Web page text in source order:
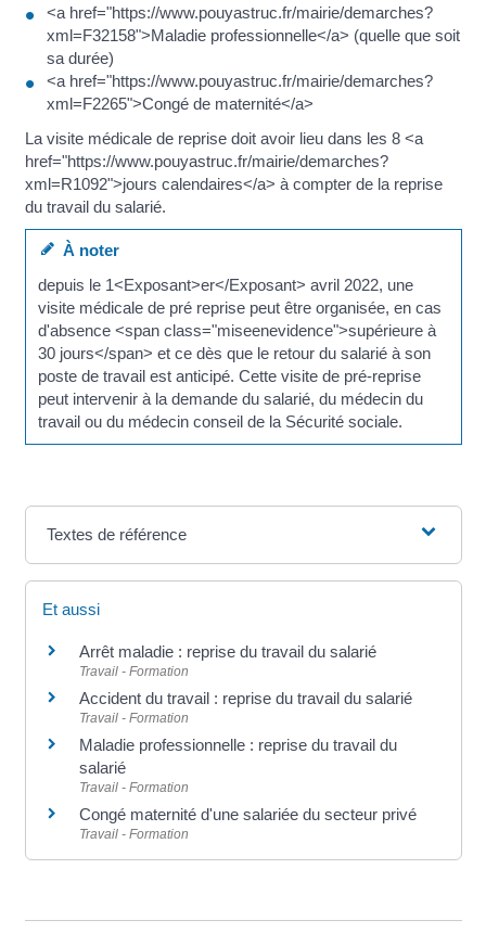
<a href="https://www.pouyastruc.fr/mairie/demarches?
xml=F32158">Maladie professionnelle</a> (quelle que soit
sa durée)
<a href="https://www.pouyastruc.fr/mairie/demarches?
xml=F2265">Congé de maternité</a>
La visite médicale de reprise doit avoir lieu dans les 8 <a
href="https://www.pouyastruc.fr/mairie/demarches?
xml=R1092">jours calendaires</a> à compter de la reprise
du travail du salarié.
À noter
depuis le 1<Exposant>er</Exposant> avril 2022, une
visite médicale de pré reprise peut être organisée, en cas
d'absence <span class="miseenevidence">supérieure à
30 jours</span> et ce dès que le retour du salarié à son
poste de travail est anticipé. Cette visite de pré-reprise
peut intervenir à la demande du salarié, du médecin du
travail ou du médecin conseil de la Sécurité sociale.
Textes de référence
Et aussi
Arrêt maladie : reprise du travail du salarié
Travail - Formation
Accident du travail : reprise du travail du salarié
Travail - Formation
Maladie professionnelle : reprise du travail du
salarié
Travail - Formation
Congé maternité d'une salariée du secteur privé
Travail - Formation